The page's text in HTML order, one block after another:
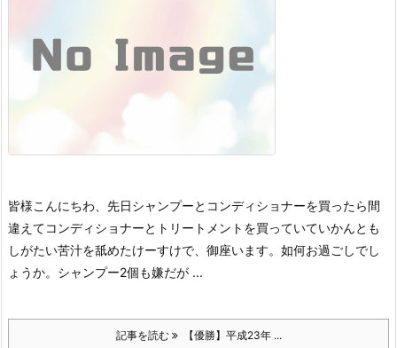
皆様こんにちわ、先日シャンプーとコンディショナーを買ったら間
違えてコンディショナーとトリートメントを買っていていかんとも
しがたい苦汁を舐めたけーすけで、御座います。 如何お過ごしでし
ょうか。 シャンプー2個も嫌だが ...
記事を読む 【優勝】平成23年 ...